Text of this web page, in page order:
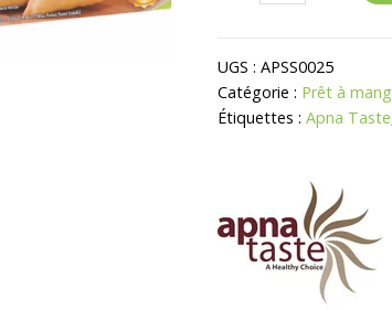
Samosa
UGS :APSS0025
Catégorie : Prêt à
Étiquettes :Apna Taste